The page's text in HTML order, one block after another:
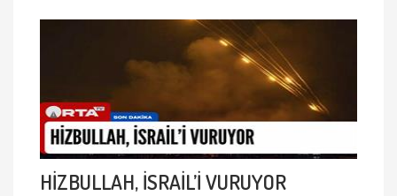
HİZBULLAH, İSRAİL’İ VURUYOR